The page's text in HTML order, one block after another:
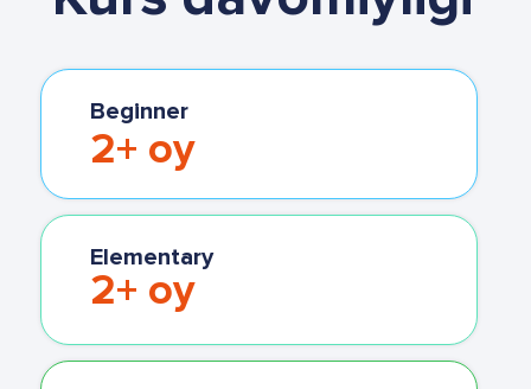
Beginner
2+ oy
Elementary
2+ oy